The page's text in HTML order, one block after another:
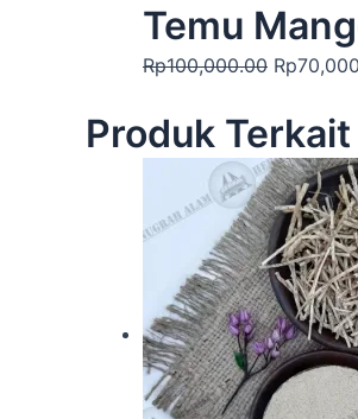
Temu
Rp100,000.00 Rp
Produk Terkait